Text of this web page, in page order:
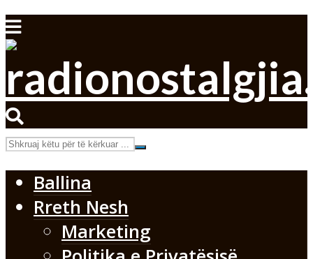
Ballina
Rreth Nesh
Marketing